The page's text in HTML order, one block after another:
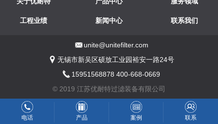
工程业绩 新闻中心 联系我们
unite@unitefilter.com
无锡市新吴区硕放工业园裕安一路24号
15951568878 400-668-0669
© 2019 江苏优耐特过滤装备有限公司
电话 产品 案例 联系